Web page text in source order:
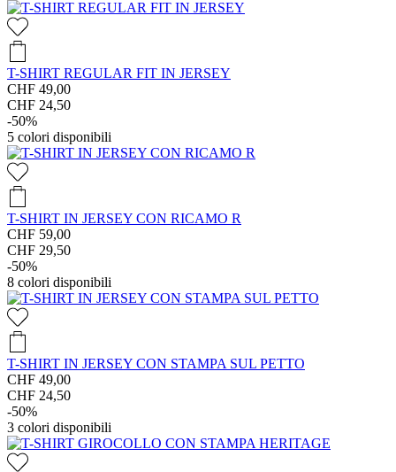
T-SHIRT REGULAR FIT IN JERSEY
CHF 49,00
CHF 24,50
-50%
5 colori disponibili
T-SHIRT IN JERSEY CON RICAMO R
CHF 59,00
CHF 29,50
-50%
8 colori disponibili
T-SHIRT IN JERSEY CON STAMPA SUL PETTO
CHF 49,00
CHF 24,50
-50%
3 colori disponibili